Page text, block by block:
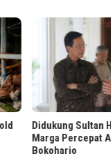
Didukung Sultan
Marga Percepat
Bokoharjo